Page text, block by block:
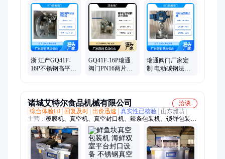
球阀、不锈钢截止阀、不锈钢止回阀、高平台球阀、不锈钢Y型
过滤器、不锈钢法兰球阀、不锈钢法兰闸阀、美标止回阀、蒸汽
疏水阀、氮气减压阀、氧气截止阀、三通球阀、暗杆法兰闸阀、
硬密封球阀、下展式放料阀、上展式放料阀、对夹式止回阀、对
夹式球阀
浙 江产GQ41F-
16P不锈钢高平台
GQ41F-16P瑞通
阀门PN16两片式
瑞通阀门厂家定
制 电动碳钢法兰
诸城艾特尔食品机械有限公司
洽谈
综合体验L0
回复及时 出价迅速 真实性已核验
山东潍坊
主营： 覆膜机、真空机、真空封口机、辣条包装机、锁鲜包装
机、玉米包装机、脆枣包装机、杂粮包装机、气调包装机、自动
包装机、真空包装机、拉伸式包装机、四边封包装机、不锈钢包
装机、连续式包装机、小龙虾包装机、四封条包装机、包装机上
门安装、真空包装封口机、滚动式真空包装机、保鲜封口机、食